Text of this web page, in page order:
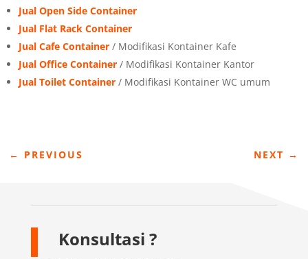
Jual Open Side Container
Jual Flat Rack Container
Jual Cafe Container / Modifikasi Kontainer Kafe
Jual Office Container / Modifikasi Kontainer Kantor
Jual Toilet Container / Modifikasi Kontainer WC umum
← PREVIOUS NEXT →
Konsultasi ?